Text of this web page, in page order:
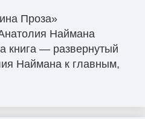
Проза»
Наймана
книга — развернутый
Наймана к главным,